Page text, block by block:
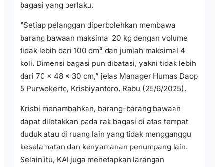
bagasi yang berlaku.
“Setiap pelanggan diperbolehkan membawa
barang bawaan maksimal 20 kg dengan volume
tidak lebih dari 100 dm³ dan jumlah maksimal 4
koli. Dimensi bagasi pun dibatasi, yakni tidak lebih
dari 70 x 48 x 30 cm,” jelas Manager Humas Daop
5 Purwokerto, Krisbiyantoro, Rabu (25/6/2025).
Krisbi menambahkan, barang-barang bawaan
dapat diletakkan pada rak bagasi di atas tempat
duduk atau di ruang lain yang tidak mengganggu
keselamatan dan kenyamanan penumpang lain.
Selain itu, KAI juga menetapkan larangan